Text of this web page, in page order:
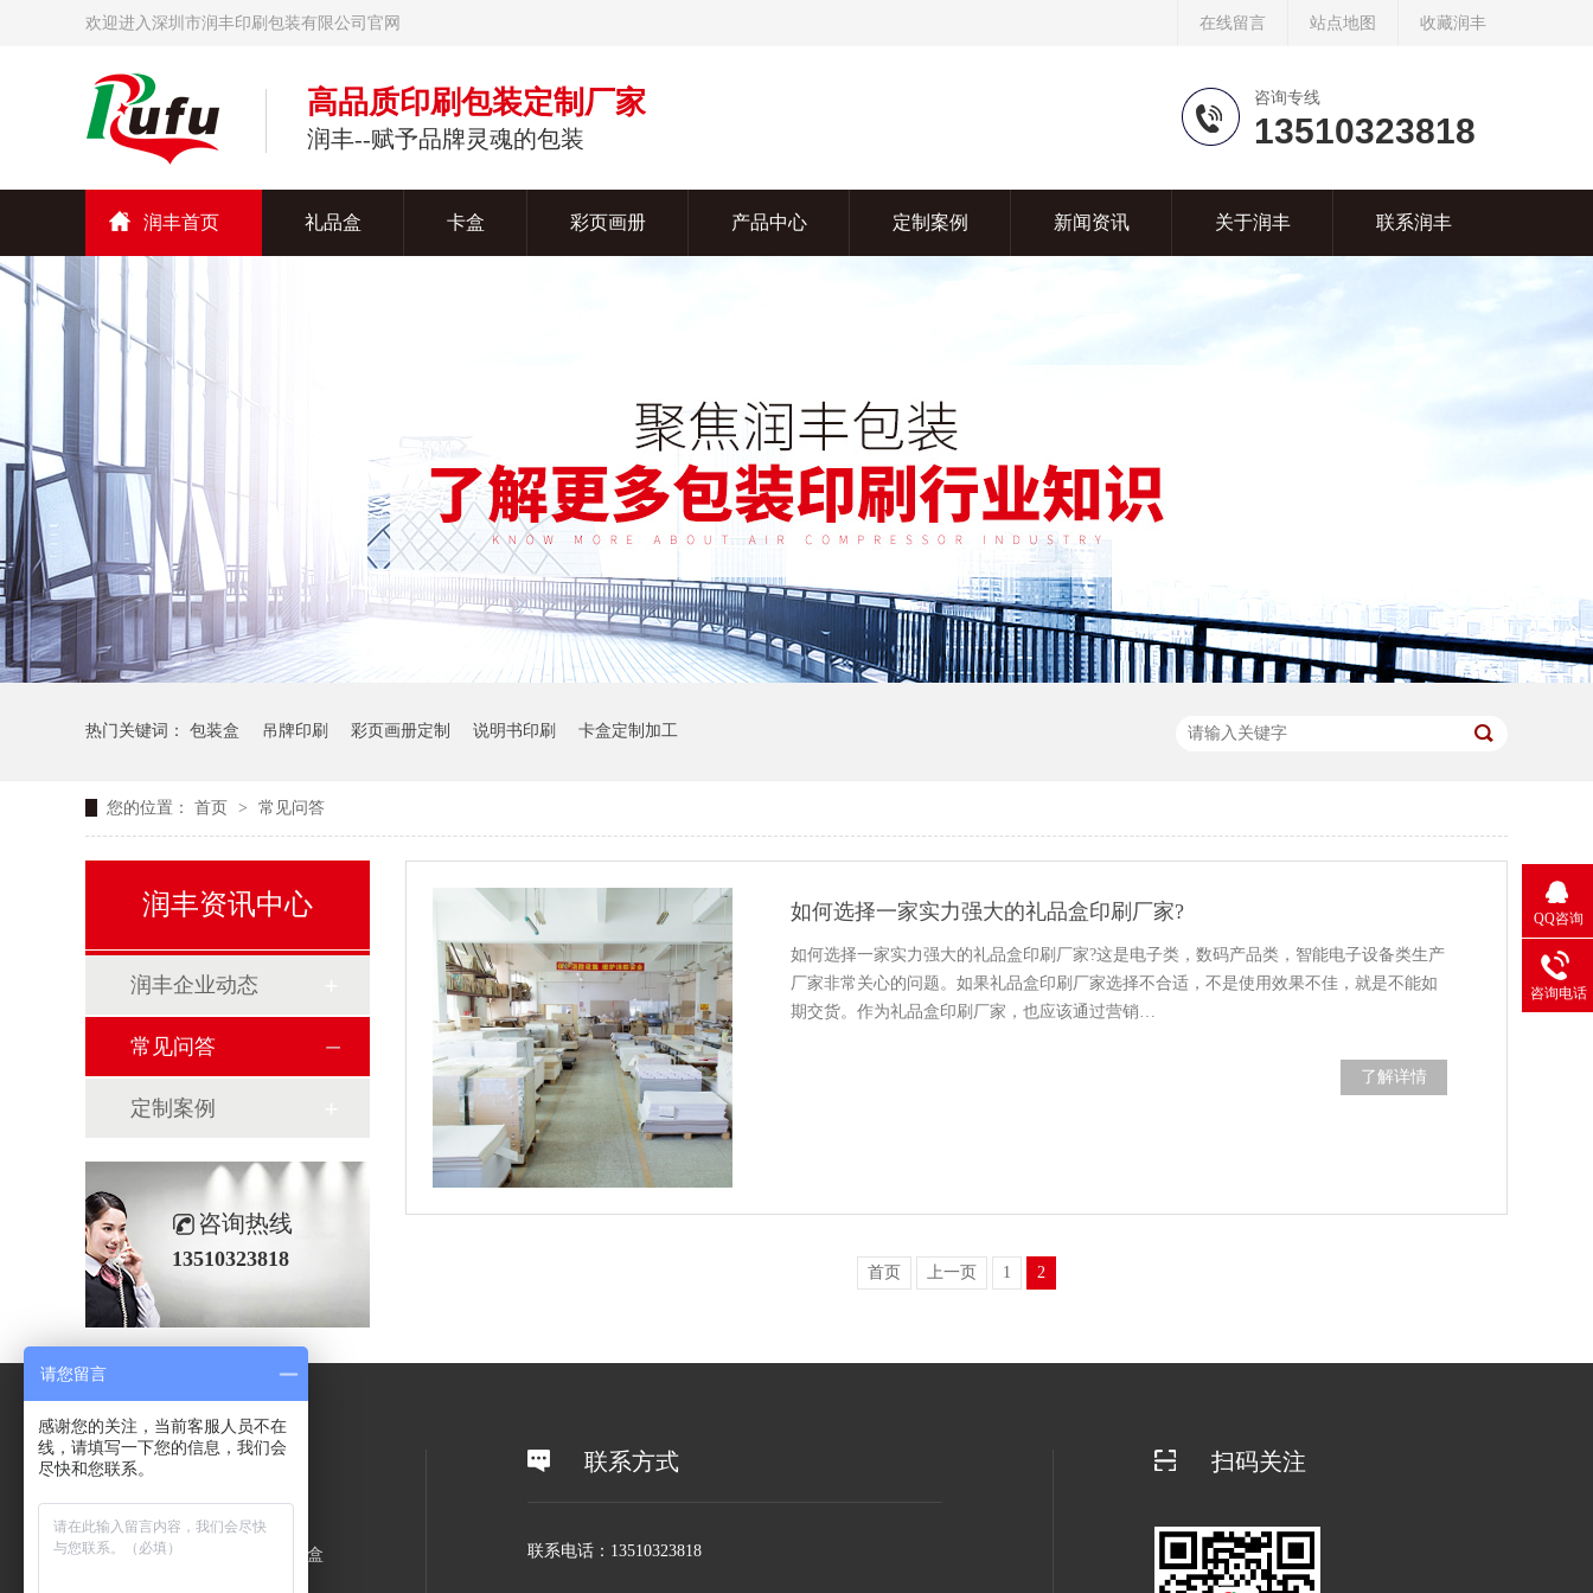
在线留言 站点地图 收藏润丰
欢迎进入深圳市润丰印刷包装有限公司官网
高品质印刷包装定制厂家
润丰--赋予品牌灵魂的包装
咨询专线
13510323818
润丰首页 礼品盒 卡盒 彩页画册 产品中心 定制案例 新闻资讯 关于润丰 联系润丰
热门关键词： 包装盒 吊牌印刷 彩页画册定制 说明书印刷 卡盒定制加工
您的位置： 首页 > 常见问答
润丰资讯中心
润丰企业动态
常见问答
定制案例
咨询热线
13510323818
如何选择一家实力强大的礼品盒印刷厂家?
如何选择一家实力强大的礼品盒印刷厂家?这是电子类，数码产品类，智能电子设备类生产
厂家非常关心的问题。如果礼品盒印刷厂家选择不合适，不是使用效果不佳，就是不能如
期交货。作为礼品盒印刷厂家，也应该通过营销…
了解详情
首页 上一页 1 2
关于润丰 化妆品包装盒
联系方式
联系电话：13510323818
扫码关注
QQ咨询
咨询电话
请您留言
感谢您的关注，当前客服人员不在
线，请填写一下您的信息，我们会
尽快和您联系。